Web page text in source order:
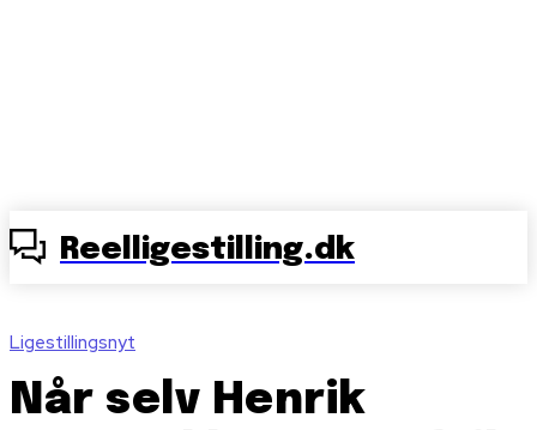
Reelligestilling.dk
Ligestillingsnyt
Når selv Henrik